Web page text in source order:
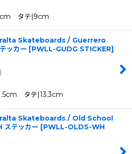
タテ|9cm
Skateboards / Guerrero
ッカー [PWLL-GUDG STICKER]
)
タテ|13.3cm
Skateboards / Old School
テッカー [PWLL-OLDS-WH